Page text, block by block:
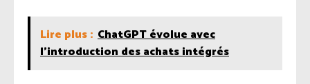
Lire plus : ChatGPT évolue avec
l'introduction des achats intégrés